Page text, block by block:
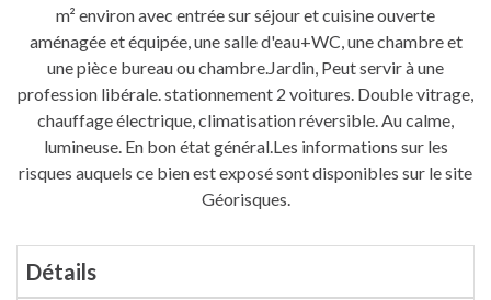
m² environ avec entrée sur séjour et cuisine ouverte
aménagée et équipée, une salle d'eau+WC, une chambre et
une pièce bureau ou chambre.Jardin, Peut servir à une
profession libérale. stationnement 2 voitures. Double vitrage,
chauffage électrique, climatisation réversible. Au calme,
lumineuse. En bon état général.Les informations sur les
risques auquels ce bien est exposé sont disponibles sur le site
Géorisques.
Détails